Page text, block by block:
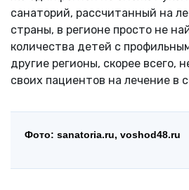
санаторий, рассчитанный на
страны, в регионе просто не
количества детей с
другие регионы, скорее всего,
своих пациентов на лечение в
Фото: sanatoria.ru, voshod48.ru